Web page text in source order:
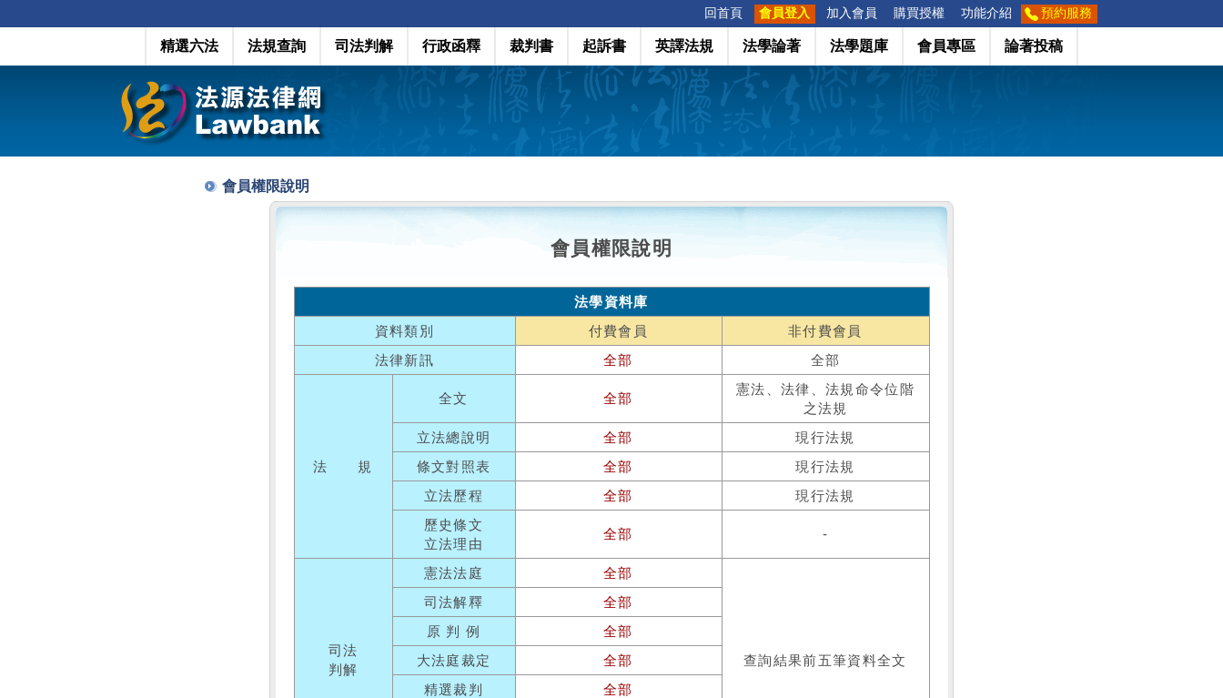
回首頁 會員登入 加入會員 購買授權 功能介紹 預約服務
精選六法 法規查詢 司法判解 行政函釋 裁判書 起訴書 英譯法規 法學論著 法學題庫 會員專區 論著投稿
會員權限說明
會員權限說明
法學資料庫
資料類別
付費會員
非付費會員
法律新訊
全部 全部
法 規
全文 全部
憲法、法律、法規命令位階
之法規
立法總說明
全部
現行法規
條文對照表
全部
現行法規
立法歷程
全部
現行法規
歷史條文
立法理由
全部 -
司法
判解
憲法法庭 全部
查詢結果前五筆資料全文
司法解釋
全部
原 判 例
全部
大法庭裁定
全部
精選裁判
全部